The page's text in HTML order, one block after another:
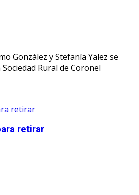
González y Stefanía Yalez se
Rural de Coronel
retirar